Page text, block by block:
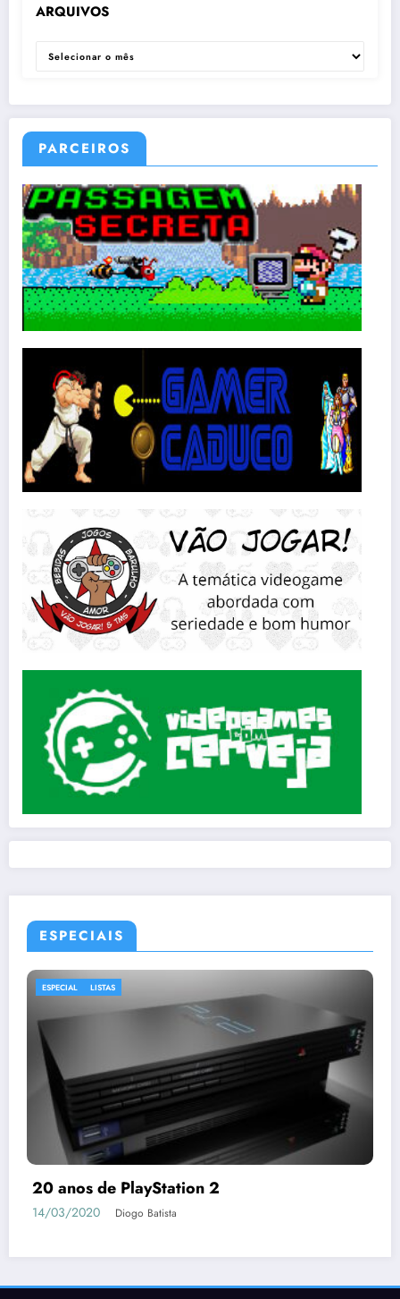
ARQUIVOS
ARQUIVOS
PARCEIROS
ESPECIAIS
ESPECIAL LISTAS
20 anos de PlayStation 2
14/03/2020 Diogo Batista